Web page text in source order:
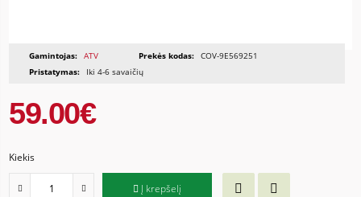
Gamintojas: ATV Prekės kodas: COV-9E569251
Pristatymas:
Iki 4-6 savaičių
59.00€
Kiekis
Į krepšelį